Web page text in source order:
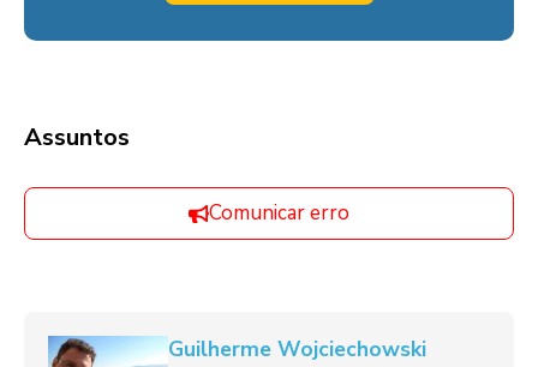
Assuntos
Comunicar erro
Guilherme Wojciechowski